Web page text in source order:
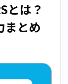
とは？
まとめ